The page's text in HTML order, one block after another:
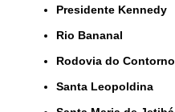
Presidente Kennedy
Rio Bananal
Rodovia do Contorno
Santa Leopoldina